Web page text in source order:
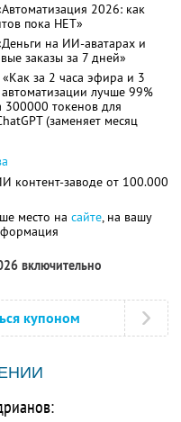
2026: как
пока НЕТ»
на ИИ-аватарах и
заказы за 7 дней»
за 2 часа эфира и 3
лучше 99%
токенов для
(заменяет месяц
контент-заводе от 100.000
место на сайте, на вашу
включительно
купоном